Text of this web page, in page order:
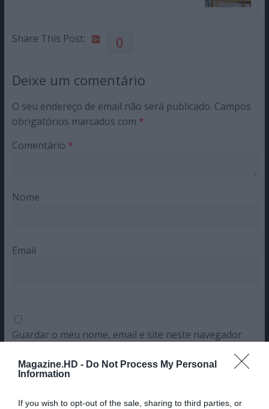
Magazine.HD - Do Not Process My Personal
Information
If you wish to opt-out of the sale, sharing to third parties, or
Share This Post: 0
Deixe um comentário
O seu endereço de email não será publicado. Campos
obrigatórios marcados com *
Comentário *
Nome
Email
Guardar o meu nome, email e site neste navegador
Sim, adicione-me à mailing list da Newsletter MHD